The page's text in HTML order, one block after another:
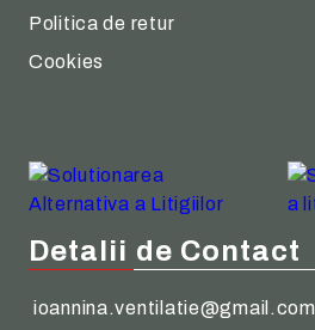
Politica de retur
Cookies
Detalii de Contact
ioannina.ventilatie@gmail.com